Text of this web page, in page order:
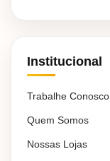
Institucional
Trabalhe Conosco
Quem Somos
Nossas Lojas